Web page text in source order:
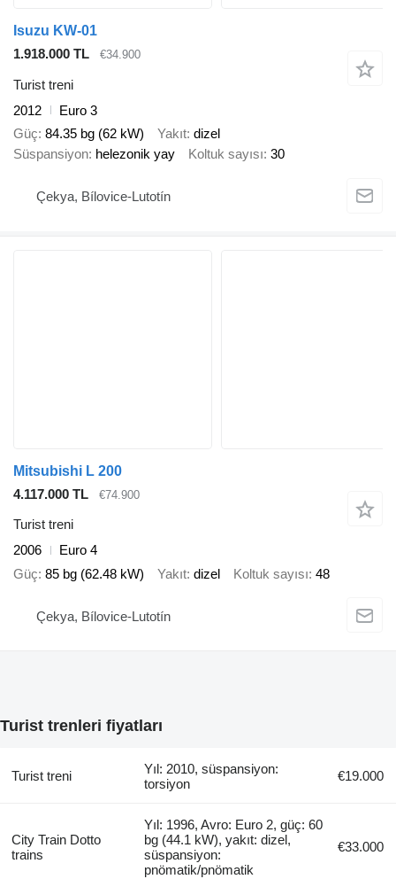
Isuzu KW-01
1.918.000 TL
€34.900
Turist treni
2012
Euro 3
Güç 84.35 bg (62 kW) Yakıt dizel
Süspansiyon helezonik yay Koltuk sayısı 30
Çekya, Bílovice-Lutotín
Mitsubishi L 200
4.117.000 TL
€74.900
Turist treni
2006
Euro 4
Güç 85 bg (62.48 kW) Yakıt dizel Koltuk sayısı 48
Çekya, Bílovice-Lutotín
Turist trenleri fiyatları
Turist treni
Yıl: 2010, süspansiyon:
torsiyon
€19.000
City Train Dotto
trains
Yıl: 1996, Avro: Euro 2, güç: 60
bg (44.1 kW), yakıt: dizel,
süspansiyon:
pnömatik/pnömatik
€33.000